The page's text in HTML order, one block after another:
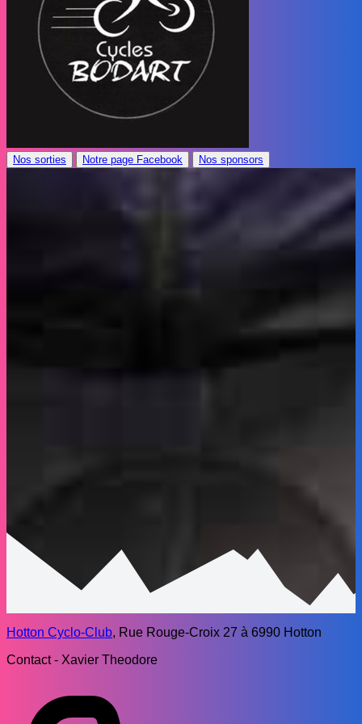
Nos sorties Notre page Facebook Nos sponsors
Hotton Cyclo-Club, Rue Rouge-Croix 27 à 6990 Hotton
Contact - Xavier Theodore